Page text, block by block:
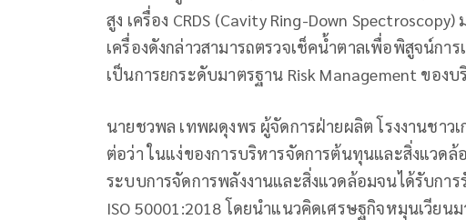
สูง เครื่อง CRDS (Cavity Ring-Down
เครื่องดังกล่าวสามารถตรวจเช็คน้ำตาลเพื่อพิสูจน์ก
เป็นการยกระดับมาตรฐาน Risk Management ของ
นายชวพล เทพผดุงพร ผู้จัดการฝ่ายผลิต โรงงานชาว
ต่อว่า ในแง่ของการบริหารจัดการต้นทุนและสิ่งแวด
ระบบการจัดการพลังงานและสิ่งแวดล้อมจนได้รับการ
ISO 50001:2018 โดยนำแนวคิดเศรษฐกิจหมุนเวียน